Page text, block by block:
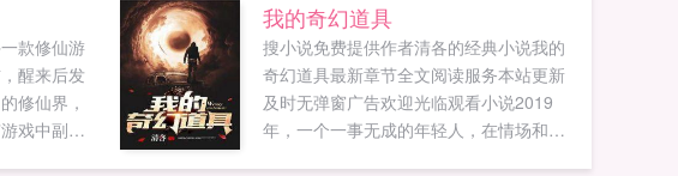
款修仙游
醒来后发
修仙界，
戏中副本
我的奇幻道具
搜小说免费提供作者清各的经典小说我的
奇幻道具最新章节全文阅读服务本站更新
及时无弹窗广告欢迎光临观看小说2019
年，一个一事无成的年轻人，在情场和职